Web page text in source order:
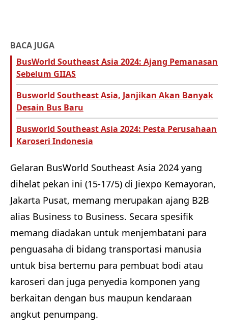
BACA JUGA
BusWorld Southeast Asia 2024: Ajang Pemanasan
Sebelum GIIAS
Busworld Southeast Asia, Janjikan Akan Banyak
Desain Bus Baru
Busworld Southeast Asia 2024: Pesta Perusahaan
Karoseri Indonesia
Gelaran BusWorld Southeast Asia 2024 yang
dihelat pekan ini (15-17/5) di Jiexpo Kemayoran,
Jakarta Pusat, memang merupakan ajang B2B
alias Business to Business. Secara spesifik
memang diadakan untuk menjembatani para
penguasaha di bidang transportasi manusia
untuk bisa bertemu para pembuat bodi atau
karoseri dan juga penyedia komponen yang
berkaitan dengan bus maupun kendaraan
angkut penumpang.